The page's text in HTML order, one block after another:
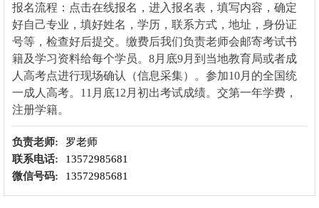
报名流程：点击在线报名，进入报名表，填写内容，确定
好自己专业，填好姓名，学历，联系方式，地址，身份证
号等，检查好后提交。缴费后我们负责老师会邮寄考试书
籍及学习资料给每个学员。8月底9月到当地教育局或者成
人高考点进行现场确认（信息采集）。参加10月的全国统
一成人高考。11月底12月初出考试成绩。交第一年学费，
注册学籍。
负责老师:
罗老师
联系电话:
13572985681
微信号码:
13572985681